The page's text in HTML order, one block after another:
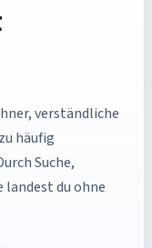
verständliche
häufig
Suche,
landest du ohne